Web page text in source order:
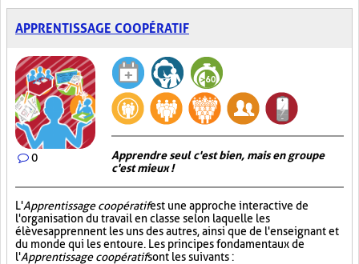
APPRENTISSAGE COOPÉRATIF
0
Apprendre seul c'est bien, mais en groupe
c'est mieux !
L'Apprentissage coopératifest une approche interactive de
l'organisation du travail en classe selon laquelle les
élèves apprennent les uns des autres, ainsi que de l'enseignant et
du monde qui les entoure. Les principes fondamentaux de
l'Apprentissage coopératifsont les suivants :